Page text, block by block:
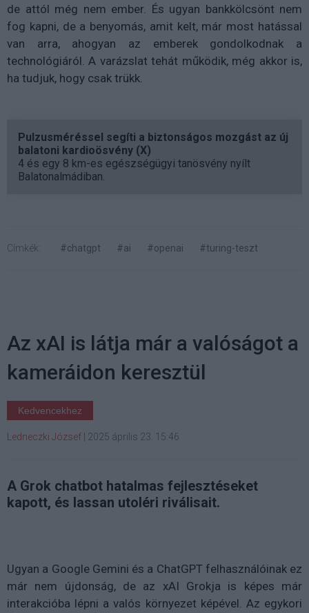
de attól még nem ember. És ugyan bankkölcsönt nem
fog kapni, de a benyomás, amit kelt, már most hatással
van arra, ahogyan az emberek gondolkodnak a
technológiáról. A varázslat tehát működik, még akkor is,
ha tudjuk, hogy csak trükk.
Pulzusméréssel segíti a biztonságos mozgást az új
balatoni kardioösvény (X)
4 és egy 8 km-es egészségügyi tanösvény nyílt
Balatonalmádiban.
Címkék: #chatgpt #ai #openai #turing-teszt
Az xAI is látja már a valóságot a
kameráidon keresztül
Kedvencekhez
Ledneczki József 2025 április 23. 15:46
A Grok chatbot hatalmas fejlesztéseket
kapott, és lassan utoléri riválisait.
Ugyan a Google Gemini és a ChatGPT felhasználóinak ez
már nem újdonság, de az xAI Grokja is képes már
interakcióba lépni a valós környezet képével. Az egykori